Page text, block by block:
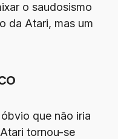
o saudosismo
da Atari, mas um
que não iria
tornou-se